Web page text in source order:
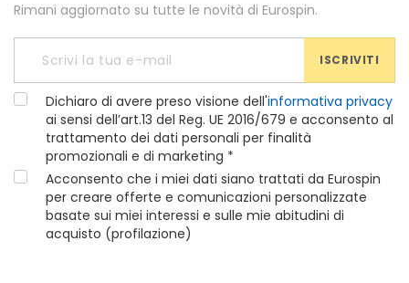
Rimani aggiornato su tutte le novità di Eurospin.
ISCRIVITI
Dichiaro di avere preso visione dell'informativa privacy
ai sensi dell’art.13 del Reg. UE 2016/679 e acconsento al
trattamento dei dati personali per finalità
promozionali e di marketing *
Acconsento che i miei dati siano trattati da Eurospin
per creare offerte e comunicazioni personalizzate
basate sui miei interessi e sulle mie abitudini di
acquisto (profilazione)